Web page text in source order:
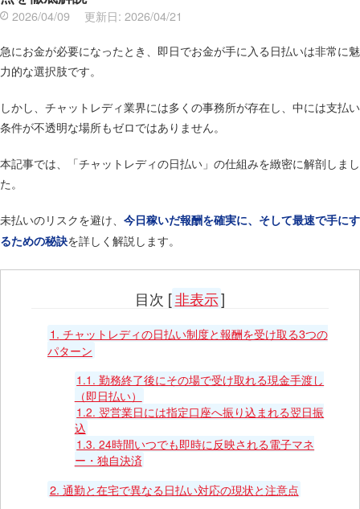
2026/04/09 更新日: 2026/04/21
急にお金が必要になったとき、即日でお金が手に入る日払いは非常に魅
力的な選択肢です。
しかし、チャットレディ業界には多くの事務所が存在し、中には支払い
条件が不透明な場所もゼロではありません。
本記事では、「チャットレディの日払い」の仕組みを緻密に解剖しまし
た。
未払いのリスクを避け、 今日稼いだ報酬を確実に、そして最速で手にす
るための秘訣を詳しく解説します。
目次 [非表示]
1. チャットレディの日払い制度と報酬を受け取る3つの
パターン
1.1. 勤務終了後にその場で受け取れる現金手渡し
（即日払い）
1.2. 翌営業日には指定口座へ振り込まれる翌日振
込
1.3. 24時間いつでも即時に反映される電子マネ
ー・独自決済
2. 通勤と在宅で異なる日払い対応の現状と注意点